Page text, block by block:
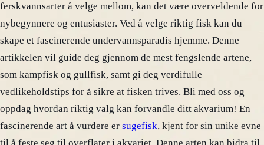
ferskvannsarter å velge mellom, kan det være overveldende for
nybegynnere og entusiaster. Ved å velge riktig fisk kan du
skape et fascinerende undervannsparadis hjemme. Denne
artikkelen vil guide deg gjennom de mest fengslende artene,
som kampfisk og gullfisk, samt gi deg verdifulle
vedlikeholdstips for å sikre at fisken trives. Bli med oss og
oppdag hvordan riktig valg kan forvandle ditt akvarium! En
fascinerende art å vurdere er sugefisk, kjent for sin unike evne